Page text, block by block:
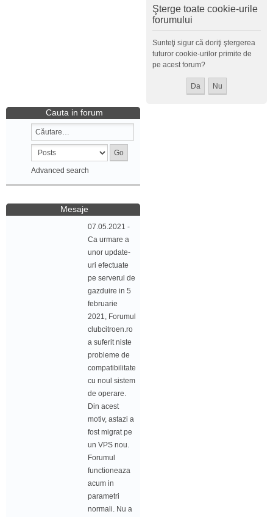
Şterge toate cookie-urile
forumului
Sunteţi sigur că doriţi ştergerea
tuturor cookie-urilor primite de
pe acest forum?
Cauta in forum
Advanced search
Mesaje
07.05.2021 -
Ca urmare a
unor update-
uri efectuate
pe serverul de
gazduire in 5
februarie
2021, Forumul
clubcitroen.ro
a suferit niste
probleme de
compatibilitate
cu noul sistem
de operare.
Din acest
motiv, astazi a
fost migrat pe
un VPS nou.
Forumul
functioneaza
acum in
parametri
normali. Nu a